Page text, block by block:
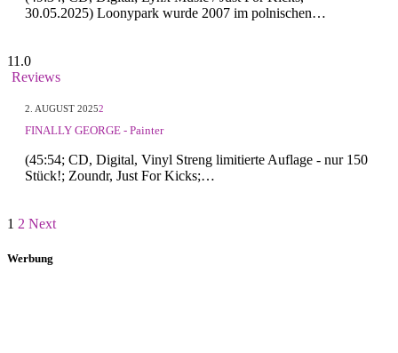
30.05.2025) Loonypark wurde 2007 im polnischen…
11.0
Reviews
2. AUGUST 20252
FINALLY GEORGE - Painter
(45:54; CD, Digital, Vinyl Streng limitierte Auflage - nur 150
Stück!; Zoundr, Just For Kicks;…
1 2 Next
Werbung